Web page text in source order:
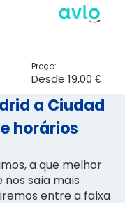
Preço:
Desde 19,00 €
a Ciudad
horários
a que melhor
nos saia mais
entre a faixa